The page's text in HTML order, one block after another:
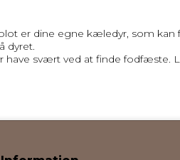
er dine egne kæledyr, som kan
dyret.
svært ved at finde fodfæste.